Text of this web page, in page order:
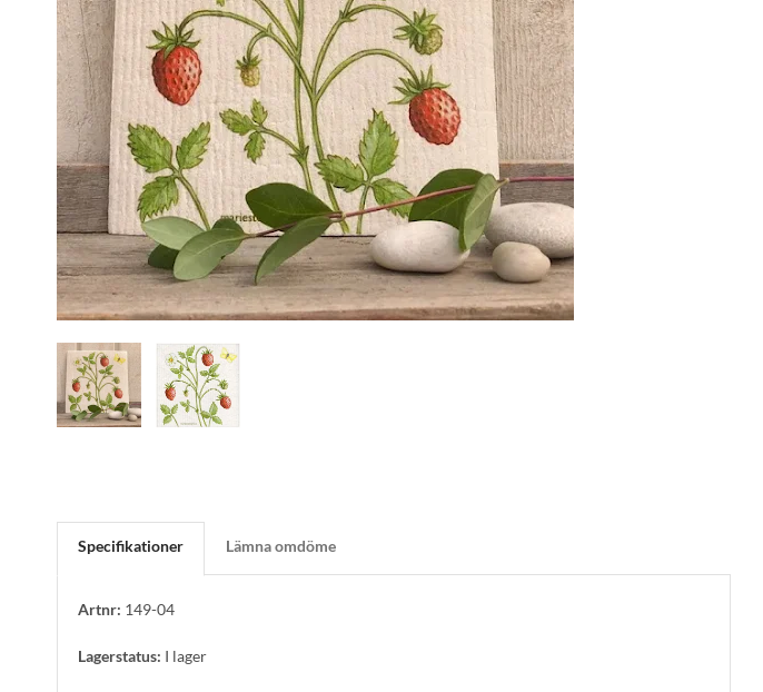
Specifikationer Lämna omdöme
Artnr: 149-04
Lagerstatus: I lager